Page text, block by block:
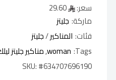
سعر:
ماركة: جليتز
فئات: المناكير/جليتز
Tags:
woman
,مناكير جليتز
SKU:#634707696190